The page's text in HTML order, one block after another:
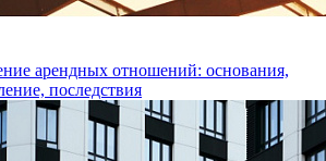
арендных отношений: основания,
последствия